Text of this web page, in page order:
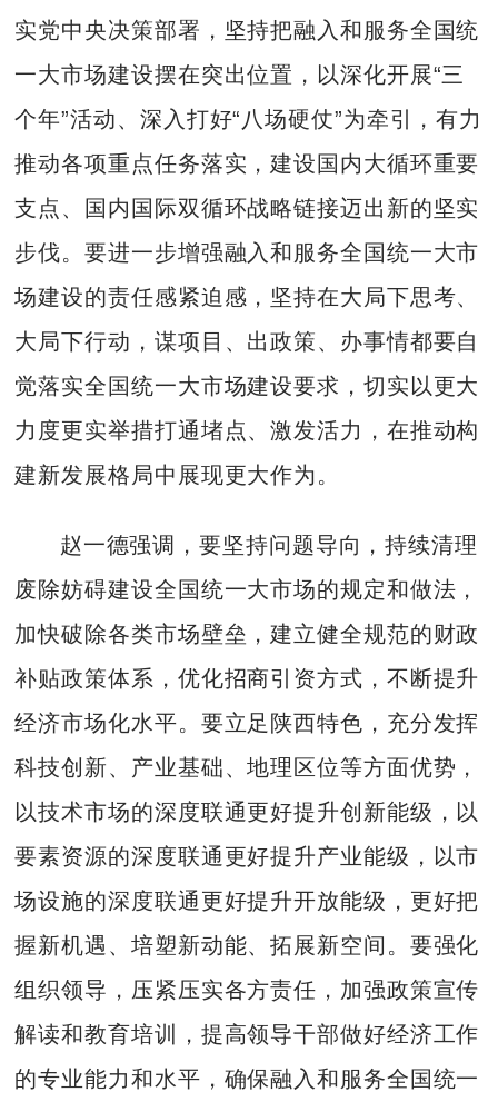
实党中央决策部署，坚持把融入和服务全国统
一大市场建设摆在突出位置，以深化开展“三
个年”活动、深入打好“八场硬仗”为牵引，有力
推动各项重点任务落实，建设国内大循环重要
支点、国内国际双循环战略链接迈出新的坚实
步伐。要进一步增强融入和服务全国统一大市
场建设的责任感紧迫感，坚持在大局下思考、
大局下行动，谋项目、出政策、办事情都要自
觉落实全国统一大市场建设要求，切实以更大
力度更实举措打通堵点、激发活力，在推动构
建新发展格局中展现更大作为。
赵一德强调，要坚持问题导向，持续清理
废除妨碍建设全国统一大市场的规定和做法，
加快破除各类市场壁垒，建立健全规范的财政
补贴政策体系，优化招商引资方式，不断提升
经济市场化水平。要立足陕西特色，充分发挥
科技创新、产业基础、地理区位等方面优势，
以技术市场的深度联通更好提升创新能级，以
要素资源的深度联通更好提升产业能级，以市
场设施的深度联通更好提升开放能级，更好把
握新机遇、培塑新动能、拓展新空间。要强化
组织领导，压紧压实各方责任，加强政策宣传
解读和教育培训，提高领导干部做好经济工作
的专业能力和水平，确保融入和服务全国统一